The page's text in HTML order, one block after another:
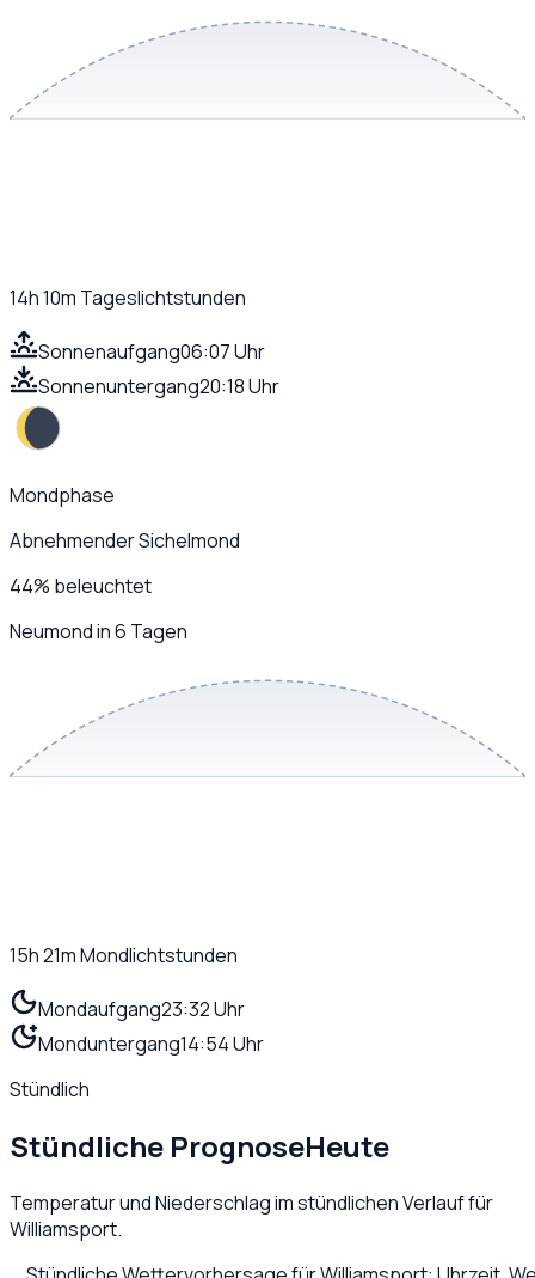
14h 10m Tageslichtstunden
Sonnenaufgang06:07 Uhr
Sonnenuntergang20:18 Uhr
Mondphase
Abnehmender Sichelmond
44% beleuchtet
Neumond in 6 Tagen
15h 21mMondlichtstunden
Mondaufgang23:32 Uhr
Monduntergang14:54 Uhr
Stündlich
Stündliche PrognoseHeute
Temperatur und Niederschlag im stündlichen Verlauf für
Williamsport.